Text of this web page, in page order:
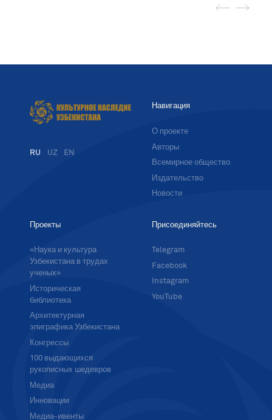
RU UZ EN
Навигация
О проекте
Авторы
Всемирное общество
Издательство
Новости
Проекты
«Наука и культура
Узбекистана в трудах
ученых»
Историческая
библиотека
Архитектурная
эпиграфика Узбекистана
Конгрессы
100 выдающихся
рукописных шедевров
Медиа
Инновации
Медиа-ивенты
Присоединяйтесь
Telegram
Facebook
Instagram
YouTube